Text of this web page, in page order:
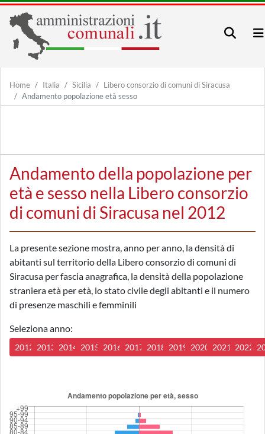
Home Italia Sicilia
Libero consorzio di comuni di Siracusa
Andamento popolazione età sesso
Andamento della popolazione per
età e sesso nella Libero consorzio
di comuni di Siracusa nel 2012
La presente sezione mostra, anno per anno, la densità di
abitanti sul territorio della Libero consorzio di comuni di
Siracusa per fascia anagrafica, la densità della popolazione
straniera età per età, lo stato civile degli abitanti e il numero
di presenze maschili e femminili
Seleziona anno:
2012 2013 2014 2015 2016 2017 2018 2019 2020 2021 2022